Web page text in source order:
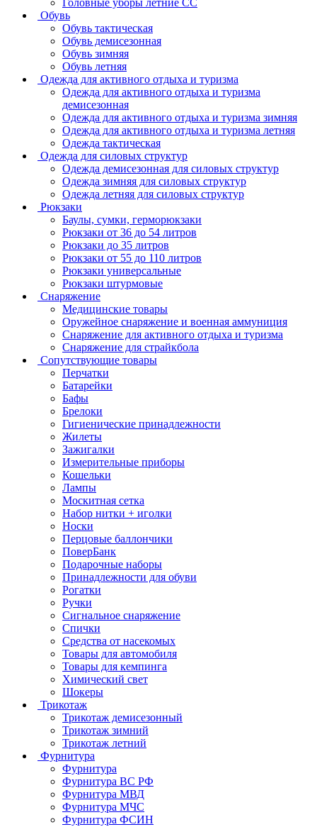
Головные уборы летние СС
Обувь
Обувь тактическая
Обувь демисезонная
Обувь зимняя
Обувь летняя
Одежда для активного отдыха и туризма
Одежда для активного отдыха и туризма
демисезонная
Одежда для активного отдыха и туризма зимняя
Одежда для активного отдыха и туризма летняя
Одежда тактическая
Одежда для силовых структур
Одежда демисезонная для силовых структур
Одежда зимняя для силовых структур
Одежда летняя для силовых структур
Рюкзаки
Баулы, сумки, герморюкзаки
Рюкзаки от 36 до 54 литров
Рюкзаки до 35 литров
Рюкзаки от 55 до 110 литров
Рюкзаки универсальные
Рюкзаки штурмовые
Снаряжение
Медицинские товары
Оружейное снаряжение и военная аммуниция
Снаряжение для активного отдыха и туризма
Снаряжение для страйкбола
Сопутствующие товары
Перчатки
Батарейки
Бафы
Брелоки
Гигиенические принадлежности
Жилеты
Зажигалки
Измерительные приборы
Кошельки
Лампы
Москитная сетка
Набор нитки + иголки
Носки
Перцовые баллончики
ПоверБанк
Подарочные наборы
Принадлежности для обуви
Рогатки
Ручки
Сигнальное снаряжение
Спички
Средства от насекомых
Товары для автомобиля
Товары для кемпинга
Химический свет
Шокеры
Трикотаж
Трикотаж демисезонный
Трикотаж зимний
Трикотаж летний
Фурнитура
Фурнитура
Фурнитура ВС РФ
Фурнитура МВД
Фурнитура МЧС
Фурнитура ФСИН